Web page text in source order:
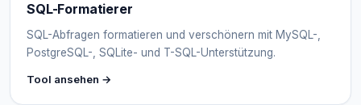
SQL-Formatierer
SQL-Abfragen formatieren und verschönern mit MySQL-,
PostgreSQL-, SQLite- und T-SQL-Unterstützung.
Tool ansehen →